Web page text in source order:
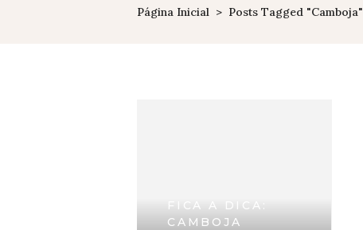
Página Inicial > Posts Tagged "camboja"
FICA A DICA:
CAMBOJA